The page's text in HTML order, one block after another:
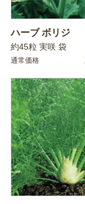
ハーブ ボリジ
約45粒 実咲 袋
通常価格